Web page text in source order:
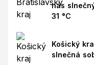
nás
31 °C
Košický
slnečná